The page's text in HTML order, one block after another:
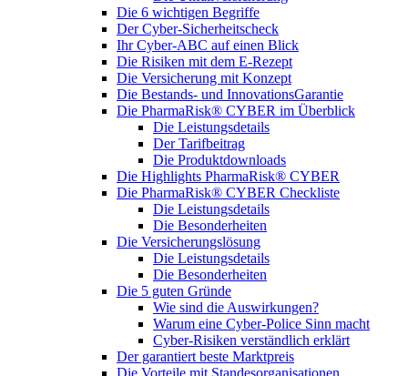
Die 6 wichtigen Begriffe
Der Cyber-Sicher­heits­check
Ihr Cyber-ABC auf einen Blick
Die Risiken mit dem E-Rezept
Die Versicherung mit Konzept
Die Bestands- und InnovationsGarantie
Die PharmaRisk® CYBER im Überblick
Die Leistungsdetails
Der Tarifbeitrag
Die Produktdownloads
Die Highlights PharmaRisk® CYBER
Die PharmaRisk® CYBER Checkliste
Die Leistungsdetails
Die Besonderheiten
Die Versicherungslösung
Die Leistungsdetails
Die Besonderheiten
Die 5 guten Gründe
Wie sind die Auswirkungen?
Warum eine Cyber-Police Sinn macht
Cyber-Risiken verständlich erklärt
Der garantiert beste Marktpreis
Die Vorteile mit Standesorganisationen